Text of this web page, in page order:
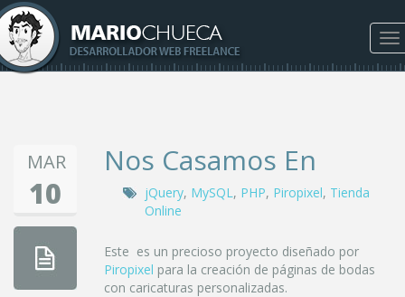
Nos Casamos En
MAR
10 jQuery, MySQL, PHP, Piropixel, Tienda
Online
Este es un precioso proyecto diseñado por
Piropixel para la creación de páginas de bodas
con caricaturas personalizadas.